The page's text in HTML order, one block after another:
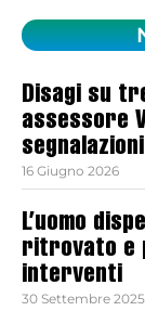
Disagi su
assessore
segnalazioni
16 Giugno 2026
L’uomo
ritrovato e
interventi
30 Settembre 2025